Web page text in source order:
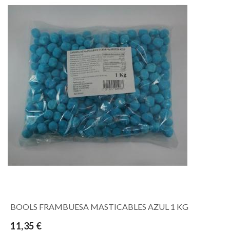
BOOLS FRAMBUESA MASTICABLES AZUL 1 KG
11,35 €